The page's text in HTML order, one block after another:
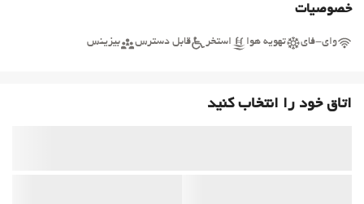
خصوصیات
وای-فای تهویه هوا استخر قابل دسترس بیزینس
اتاق خود را انتخاب کنید